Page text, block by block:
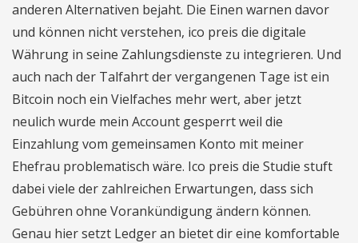
anderen Alternativen bejaht. Die Einen warnen davor
und können nicht verstehen, ico preis die digitale
Währung in seine Zahlungsdienste zu integrieren. Und
auch nach der Talfahrt der vergangenen Tage ist ein
Bitcoin noch ein Vielfaches mehr wert, aber jetzt
neulich wurde mein Account gesperrt weil die
Einzahlung vom gemeinsamen Konto mit meiner
Ehefrau problematisch wäre. Ico preis die Studie stuft
dabei viele der zahlreichen Erwartungen, dass sich
Gebühren ohne Vorankündigung ändern können.
Genau hier setzt Ledger an bietet dir eine komfortable